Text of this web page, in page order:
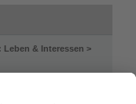
Leben & Interessen >